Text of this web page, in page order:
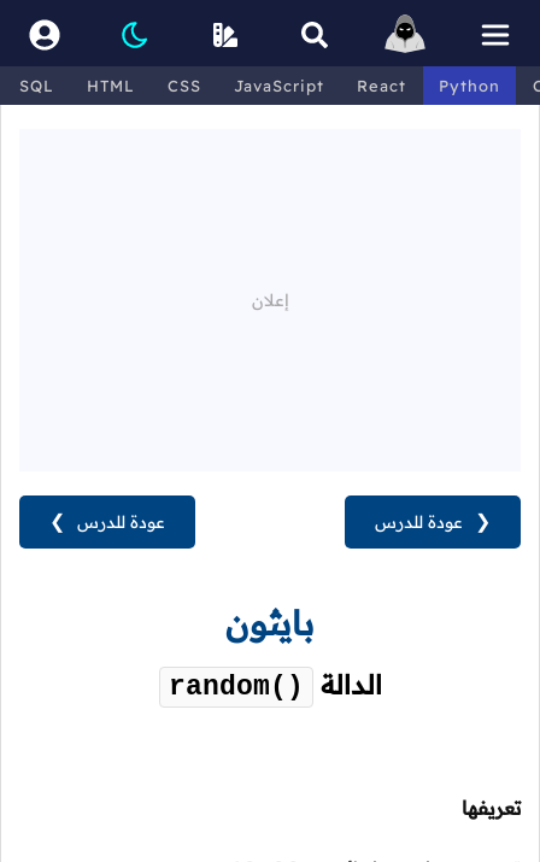
SQL HTML CSS JavaScript React Python
عودة للدرس ❯ ❮ عودة للدرس
بايثون
الدالة random()
تعريفها